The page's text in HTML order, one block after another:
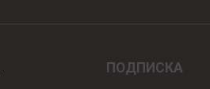
ПОДПИСКА